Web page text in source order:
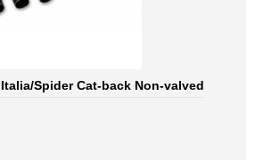
Italia/Spider Cat-back Non-valved